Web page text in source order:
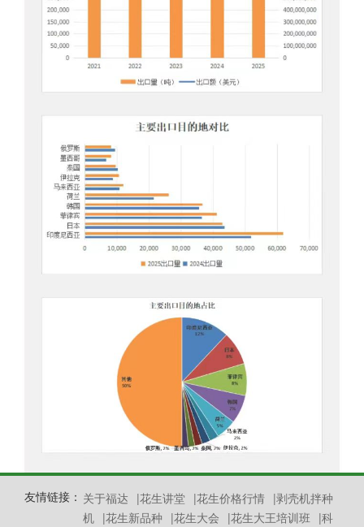
友情链接： 关于福达 |花生讲堂 |花生价格行情 |剥壳机拌种
机 |花生新品种 |花生大会 |花生大王培训班 |科